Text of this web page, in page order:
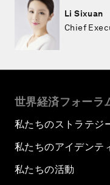
Li Sixuan
Chief
世界経済フォーラ
私たちのストラテジ
私たちのアイデンテ
私たちの活動